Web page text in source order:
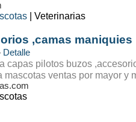
| Veterinarias
,camas
Detalle
capas pilotos buzos
mascotas ventas por mayor y